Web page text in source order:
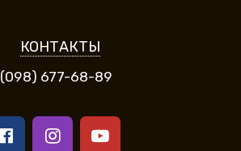
КОНТАКТЫ
(098) 677-68-89